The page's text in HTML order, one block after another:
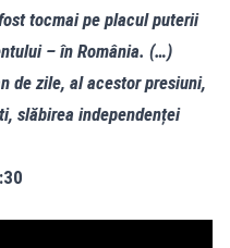
tocmai pe placul puterii
– în România. (…)
de zile, al acestor presiuni,
slăbirea independenței